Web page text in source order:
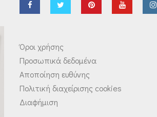
Όροι χρήσης
Προσωπικά δεδομένα
Αποποίηση ευθύνης
Πολιτική διαχείρισης cookies
Διαφήμιση